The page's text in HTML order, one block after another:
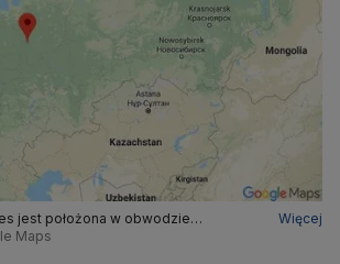
jest położona w obwodzie
20 kilometrów teren jest
Więcej
Maps